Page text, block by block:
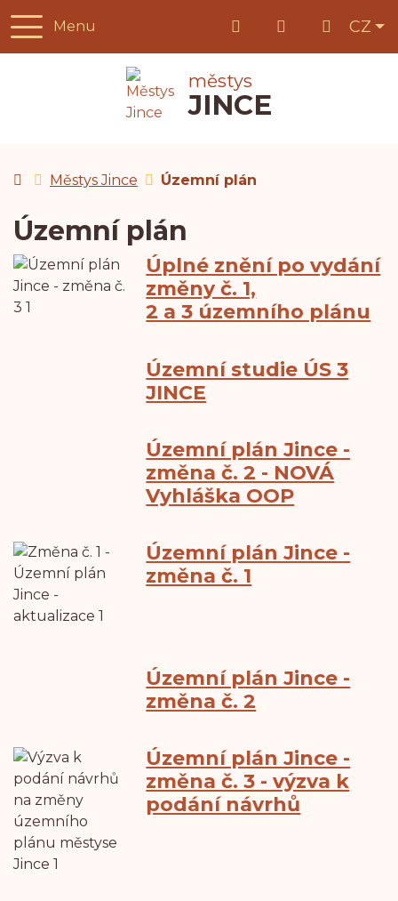
Menu
+420 778 709 736
CZ
městys
JINCE
Úvodní stránka
Městys Jince Územní plán
Územní plán
Úplné znění po vydání
změny č. 1,
2 a 3 územního plánu
Územní studie ÚS 3
JINCE
Územní plán Jince -
změna č. 2 - NOVÁ
Vyhláška OOP
Územní plán Jince -
změna č. 1
Územní plán Jince -
změna č. 2
Územní plán Jince -
změna č. 3 - výzva k
podání návrhů